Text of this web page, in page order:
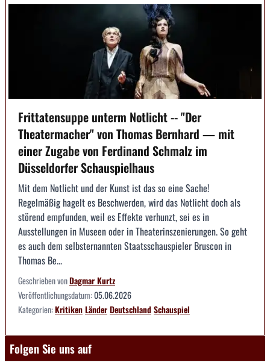
Frittatensuppe unterm Notlicht -- "Der
Theatermacher" von Thomas Bernhard — mit
einer Zugabe von Ferdinand Schmalz im
Düsseldorfer Schauspielhaus
Mit dem Notlicht und der Kunst ist das so eine Sache!
Regelmäßig hagelt es Beschwerden, wird das Notlicht doch als
störend empfunden, weil es Effekte verhunzt, sei es in
Ausstellungen in Museen oder in Theaterinszenierungen. So geht
es auch dem selbsternannten Staatsschauspieler Bruscon in
Thomas Be...
Geschrieben vonDagmar Kurtz
Veröffentlichungsdatum:05.06.2026
Kategorien:KritikenLänderDeutschlandSchauspiel
Folgen Sie uns auf